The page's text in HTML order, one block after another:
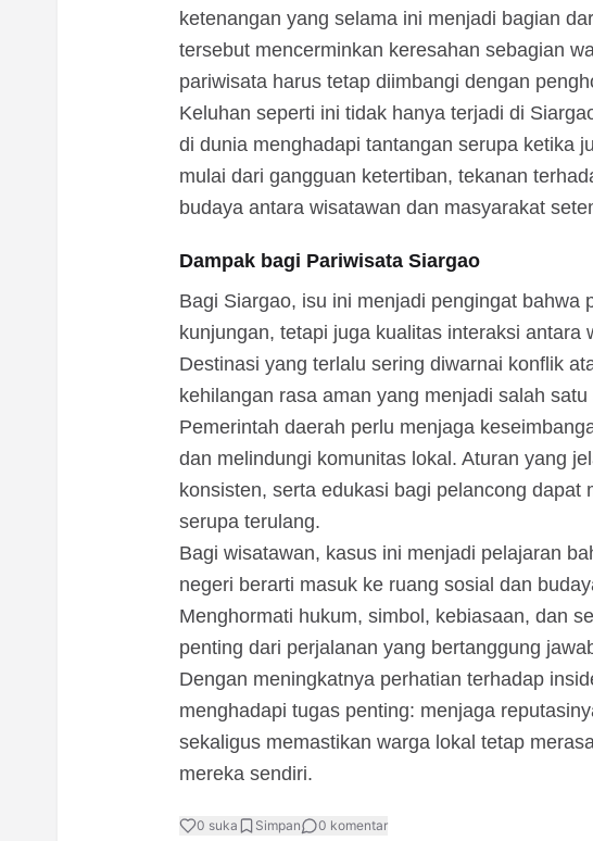
ketenangan yang selama ini menjadi bagian
tersebut mencerminkan keresahan sebagian
pariwisata harus tetap diimbangi dengan
Keluhan seperti ini tidak hanya terjadi di
di dunia menghadapi tantangan serupa ketika
mulai dari gangguan ketertiban, tekanan
budaya antara wisatawan dan masyarakat
Dampak bagi Pariwisata Siargao
Bagi Siargao, isu ini menjadi pengingat bahwa
kunjungan, tetapi juga kualitas interaksi antara
Destinasi yang terlalu sering diwarnai konflik
kehilangan rasa aman yang menjadi salah
Pemerintah daerah perlu menjaga
dan melindungi komunitas lokal. Aturan yang
konsisten, serta edukasi bagi pelancong dapat
serupa terulang.
Bagi wisatawan, kasus ini menjadi pelajaran
negeri berarti masuk ke ruang sosial dan
Menghormati hukum, simbol, kebiasaan, dan
penting dari perjalanan yang bertanggung
Dengan meningkatnya perhatian terhadap
menghadapi tugas penting: menjaga
sekaligus memastikan warga lokal tetap
mereka sendiri.
0 suka Simpan 0 komentar